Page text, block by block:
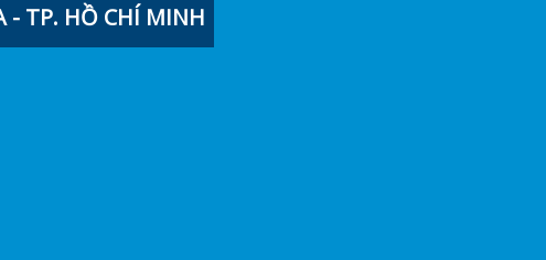
- TP. HỒ CHÍ MINH